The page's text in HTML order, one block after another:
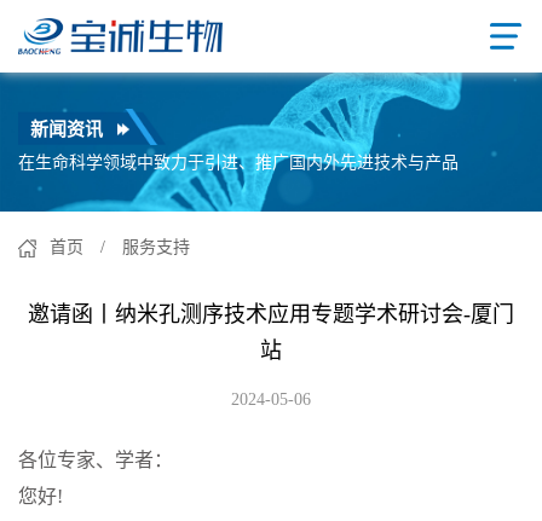
新闻资讯
在生命科学领域中致力于引进、推广国内外先进技术与产品
首页 / 服务支持
邀请函丨纳米孔测序技术应用专题学术研讨会-厦门
站
2024-05-06
各位专家、学者：
您好!